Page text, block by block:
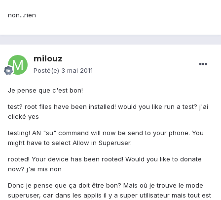
non...rien
milouz
Posté(e) 3 mai 2011
Je pense que c'est bon!
test? root files have been installed! would you like run a test? j'ai
clické yes
testing! AN "su" command will now be send to your phone. You
might have to select Allow in Superuser.
rooted! Your device has been rooted! Would you like to donate
now? j'ai mis non
Donc je pense que ça doit être bon? Mais où je trouve le mode
superuser, car dans les applis il y a super utilisateur mais tout est